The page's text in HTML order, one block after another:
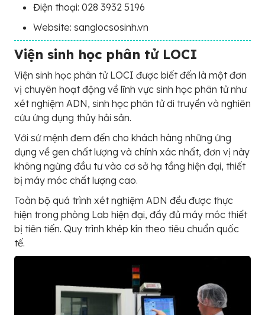
Điện thoại: 028 3932 5196
Website: sanglocsosinh.vn
Viện sinh học phân tử LOCI
Viện sinh học phân tử LOCI được biết đến là một đơn
vị chuyên hoạt động về lĩnh vực sinh học phân tử như
xét nghiệm ADN, sinh học phân tử di truyền và nghiên
cứu ứng dụng thủy hải sản.
Với sứ mệnh đem đến cho khách hàng những ứng
dụng về gen chất lượng và chính xác nhất, đơn vị này
không ngừng đầu tư vào cơ sở hạ tầng hiện đại, thiết
bị máy móc chất lượng cao.
Toàn bộ quá trình xét nghiệm ADN đều được thực
hiện trong phòng Lab hiện đại, đầy đủ máy móc thiết
bị tiên tiến. Quy trình khép kín theo tiêu chuẩn quốc
tế.